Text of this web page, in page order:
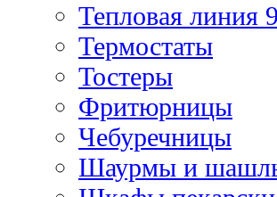
Тепловая линия
Термостаты
Тостеры
Фритюрницы
Чебуречницы
Шаурмы и